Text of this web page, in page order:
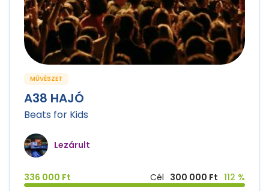
MŰVÉSZET
A38 HAJÓ
Beats for Kids
Lezárult
336 000 Ft Cél 300 000 Ft 112 %